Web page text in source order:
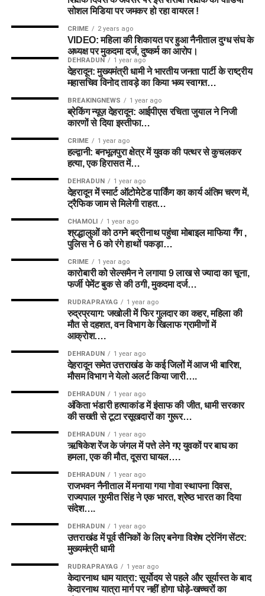
सोशल मिडिया पर जमकर हो रहा वायरल !
CRIME 2 years ago
VIDEO: महिला की शिकायत पर हुआ नैनीताल दुग्ध संघ के
अध्यक्ष पर मुकदमा दर्ज, दुष्कर्म का आरोप।
DEHRADUN 1 year ago
देहरादून: मुख्यमंत्री धामी ने भारतीय जनता पार्टी के राष्ट्रीय
महासचिव विनोद तावड़े का किया भव्य स्वागत…
BREAKINGNEWS 1 year ago
ब्रेकिंग न्यूज़ देहरादून: आईपीएस रचिता जुयाल ने निजी
कारणों से दिया इस्तीफा…
CRIME 1 year ago
हल्द्वानी: बनभूलपुरा क्षेत्र में युवक की पत्थर से कुचलकर
हत्या, एक हिरासत में…
DEHRADUN 1 year ago
देहरादून में स्मार्ट ऑटोमेटेड पार्किंग का कार्य अंतिम चरण में,
ट्रैफिक जाम से मिलेगी राहत…
CHAMOLI 1 year ago
श्रद्धालुओं को ठगने बद्रीनाथ पहुंचा मोबाइल माफिया गैंग ,
पुलिस ने 6 को रंगे हाथों पकड़ा…
CRIME 1 year ago
कारोबारी को सेल्समैन ने लगाया 9 लाख से ज्यादा का चूना,
फर्जी पेमेंट बुक से की ठगी, मुकदमा दर्ज…
RUDRAPRAYAG 1 year ago
रुद्रप्रयाग: जखोली में फिर गुलदार का कहर, महिला की
मौत से दहशत, वन विभाग के खिलाफ ग्रामीणों में
आक्रोश….
DEHRADUN 1 year ago
देहरादून समेत उत्तराखंड के कई जिलों में आज भी बारिश,
मौसम विभाग ने येलो अलर्ट किया जारी….
DEHRADUN 1 year ago
अंकिता भंडारी हत्याकांड में इंसाफ की जीत, धामी सरकार
की सख्ती से टूटा रसूखदारों का गुरूर…
DEHRADUN 1 year ago
ऋषिकेश रेंज के जंगल में पत्ते लेने गए युवकों पर बाघ का
हमला, एक की मौत, दूसरा घायल….
DEHRADUN 1 year ago
राजभवन नैनीताल में मनाया गया गोवा स्थापना दिवस,
राज्यपाल गुरमीत सिंह ने एक भारत, श्रेष्ठ भारत का दिया
संदेश….
DEHRADUN 1 year ago
उत्तराखंड में पूर्व सैनिकों के लिए बनेगा विशेष ट्रेनिंग सेंटर:
मुख्यमंत्री धामी
RUDRAPRAYAG 1 year ago
केदारनाथ धाम यात्रा: सूर्योदय से पहले और सूर्यास्त के बाद
केदारनाथ यात्रा मार्ग पर नहीं होगा घोड़े-खच्चरों का